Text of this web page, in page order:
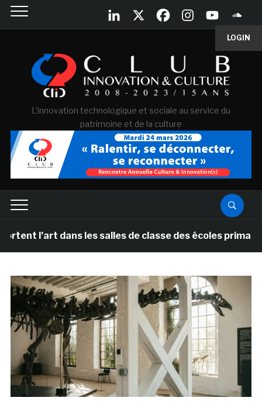
LOGIN
L'innovation technologique et sociale au service du
patrimoine et de la culture
dans les salles de classe des écoles primaires des